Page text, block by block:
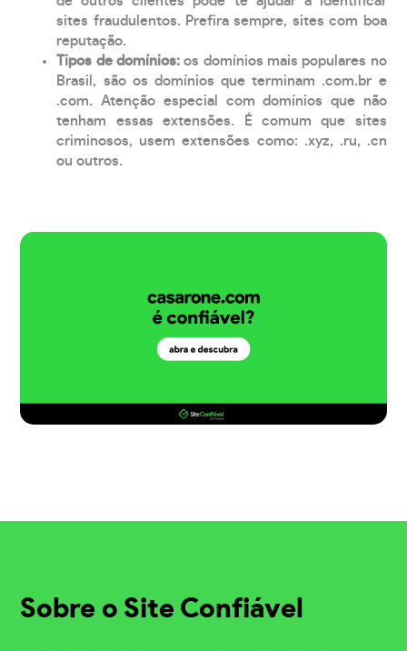
sites fraudulentos. Prefira sempre, sites com boa
reputação.
Tipos de domínios:os domínios mais populares no
Brasil, são os domínios que terminam .com.br e
.com. Atenção especial com domínios que não
tenham essas extensões. É comum que sites
criminosos, usem extensões como: .xyz, .ru, .cn
ou outros.
Sobre o Site Confiável